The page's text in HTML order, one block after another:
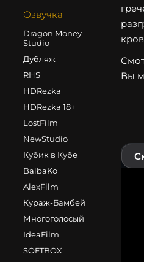
Озвучка
Dragon Money
Studio
Дубляж
RHS
HDRezka
HDRezka 18+
LostFilm
NewStudio
Кубик в Кубе
BaibaKo
AlexFilm
Кураж-Бамбей
Многоголосый
IdeaFilm
SOFTBOX
Вы